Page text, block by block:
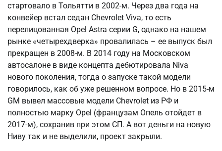
стартовало в Тольятти в 2002-м. Через два года на
конвейер встал седан Chevrolet Viva, то есть
перелицованная Opel Astra серии G, однако на нашем
рынке «четырехдверка» провалилась – ее выпуск был
прекращен в 2008-м. В 2014 году на Московском
автосалоне в виде концепта дебютировала Niva
нового поколения, тогда о запуске такой модели
говорилось, как об уже решенном вопросе. Но в 2015-м
GM вывел массовые модели Chevrolet из РФ и
полностью марку Opel (французам Опель отойдет в
2017-м), сохранив при этом СП. А вот деньги на новую
Ниву так и не выделили, проект закрыли.